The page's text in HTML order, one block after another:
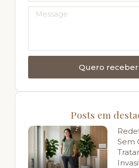
Quero receber
Posts em
Sem